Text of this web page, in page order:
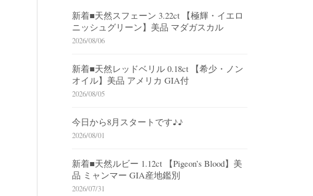
新着■天然スフェーン 3.22ct 【極輝・イエロ
ニッシュグリーン】美品 マダガスカル
2026/08/06
新着■天然レッドベリル 0.18ct 【希少・ノン
オイル】美品 アメリカ GIA付
2026/08/05
今日から8月スタートです♪♪
2026/08/01
新着■天然ルビー 1.12ct 【Pigeon’s Blood】美
品 ミャンマー GIA産地鑑別
2026/07/31